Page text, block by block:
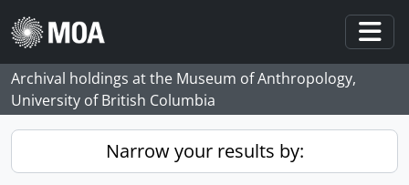
Skip to main content
Archival holdings at the Museum of Anthropology,
University of British Columbia
Narrow your results by: